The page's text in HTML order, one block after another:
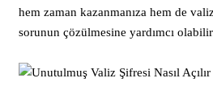
hem zaman kazanmanıza hem de
sorunun çözülmesine yardımcı